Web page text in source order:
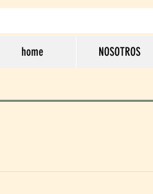
home NOSOTROS